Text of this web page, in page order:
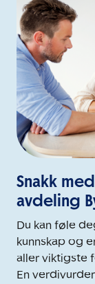
Snakk
avdeling
Du kan føle
kunnskap og
aller viktigste
En